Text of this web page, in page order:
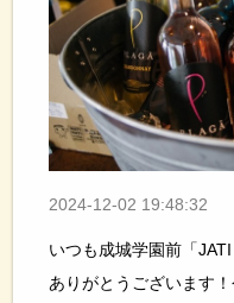
2024-12-02 19:48:32
いつも成城学園前「
ありがとうございます